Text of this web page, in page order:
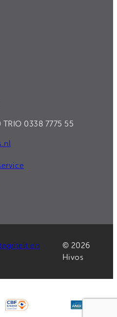
0338 7775 55
en
© 2026
Hivos